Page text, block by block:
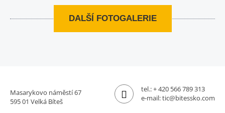
DALŠÍ FOTOGALERIE
Masarykovo náměstí 67
595 01 Velká Bíteš
tel.:+ 420 566 789 313
e-mail:tic@bitessko.com